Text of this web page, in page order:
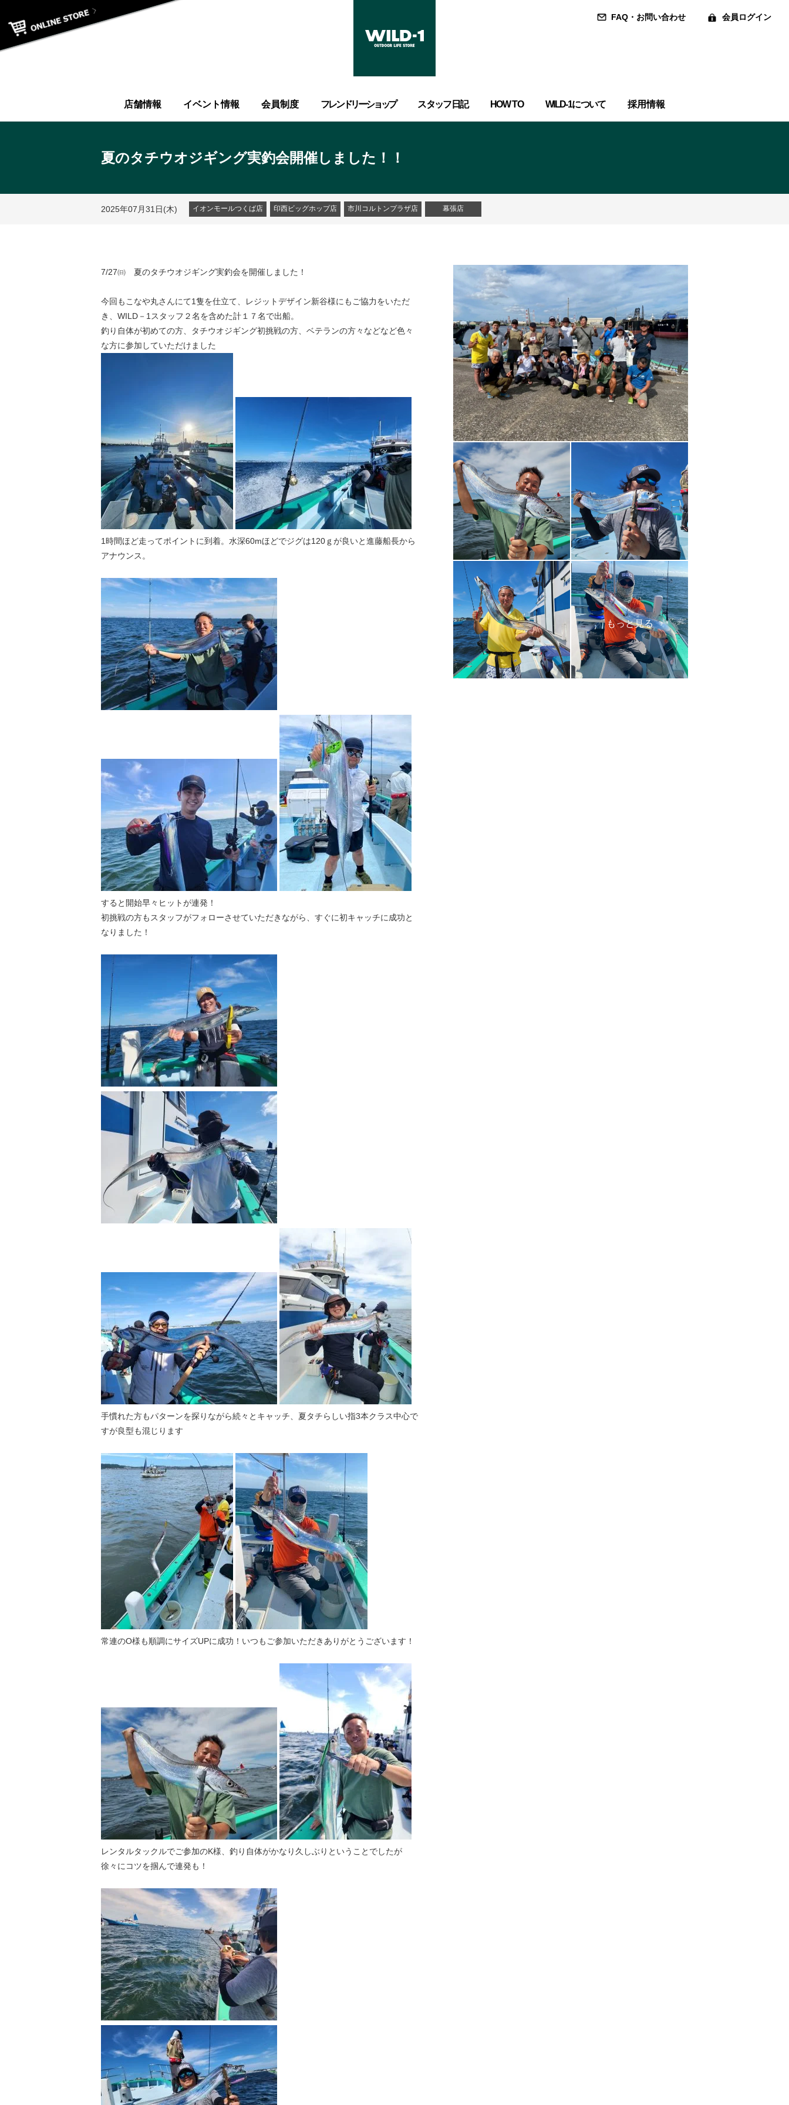
FAQ・お問い合わせ 会員ログイン
店舗情報 イベント情報 会員制度 フレンドリーショップ スタッフ日記 HOW TO WILD-1について 採用情報
夏のタチウオジギング実釣会開催しました！！
2025年07月31日(木) イオンモールつくば店 印西ビッグホップ店 市川コルトンプラザ店 幕張店
7/27㈰ 夏のタチウオジギング実釣会を開催しました！
今回もこなや丸さんにて1隻を仕立て、レジットデザイン新谷様にもご協力をいただ
き、WILD－1スタッフ２名を含めた計１７名で出船。
釣り自体が初めての方、タチウオジギング初挑戦の方、ベテランの方々などなど色々
な方に参加していただけました
1時間ほど走ってポイントに到着。水深60mほどでジグは120ｇが良いと進藤船長から
アナウンス。
すると開始早々ヒットが連発！
初挑戦の方もスタッフがフォローさせていただきながら、すぐに初キャッチに成功と
なりました！
手慣れた方もパターンを探りながら続々とキャッチ、夏タチらしい指3本クラス中心で
すが良型も混じります
常連のO様も順調にサイズUPに成功！いつもご参加いただきありがとうございます！
レンタルタックルでご参加のK様、釣り自体がかなり久しぶりということでしたが
徐々にコツを掴んで連発も！